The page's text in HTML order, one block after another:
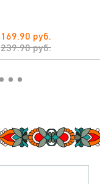
169.90 руб.
239.90руб.